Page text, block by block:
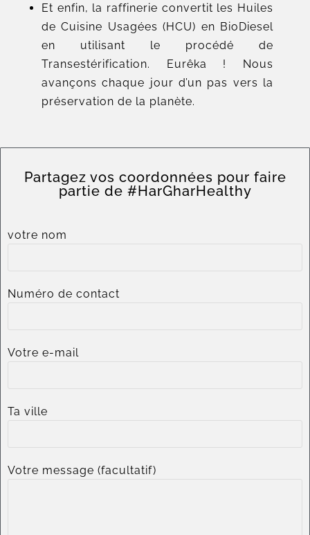
Et enfin, la raffinerie convertit les Huiles
de Cuisine Usagées (HCU) en BioDiesel
en utilisant le procédé de
Transestérification. Eurêka ! Nous
avançons chaque jour d’un pas vers la
préservation de la planète.
Partagez vos coordonnées pour faire
partie de #HarGharHealthy
votre nom
Numéro de contact
Votre e-mail
Ta ville
Votre message (facultatif)